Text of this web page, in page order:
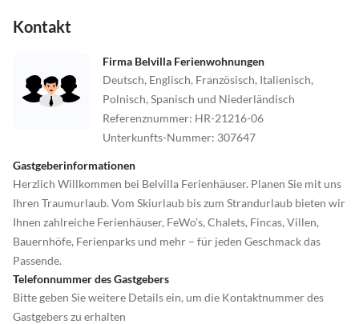
Kontakt
Firma Belvilla Ferienwohnungen
Deutsch, Englisch, Französisch, Italienisch,
Polnisch, Spanisch und Niederländisch
Referenznummer: HR-21216-06
Unterkunfts-Nummer: 307647
Gastgeberinformationen
Herzlich Willkommen bei Belvilla Ferienhäuser. Planen Sie mit uns
Ihren Traumurlaub. Vom Skiurlaub bis zum Strandurlaub bieten wir
Ihnen zahlreiche Ferienhäuser, FeWo’s, Chalets, Fincas, Villen,
Bauernhöfe, Ferienparks und mehr – für jeden Geschmack das
Passende.
Telefonnummer des Gastgebers
Bitte geben Sie weitere Details ein, um die Kontaktnummer des
Gastgebers zu erhalten